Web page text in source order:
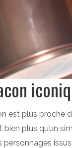
est plus proche
bien plus qu’un
personnages